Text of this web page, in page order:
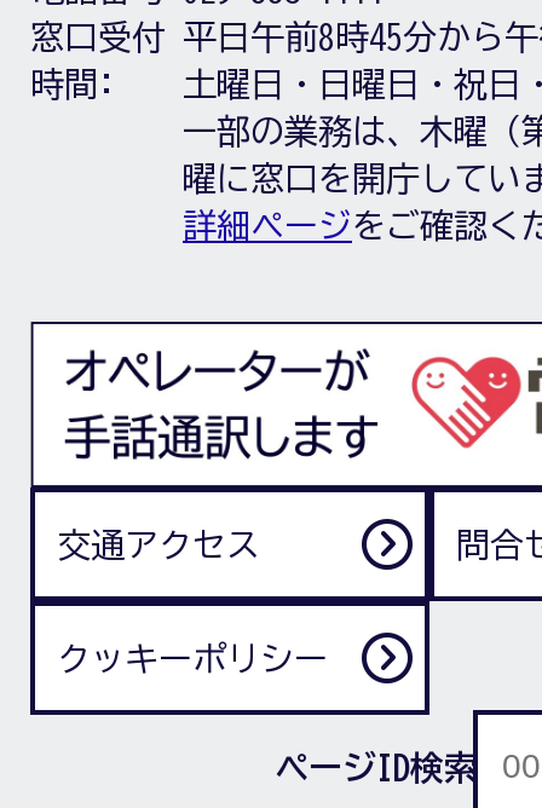
窓口受付
時間:
平日午前8時45分から
土曜日・日曜日・祝日
一部の業務は、木曜（
曜に窓口を開庁してい
詳細ページをご確認く
交通アクセス 問合
クッキーポリシー
ページID検索